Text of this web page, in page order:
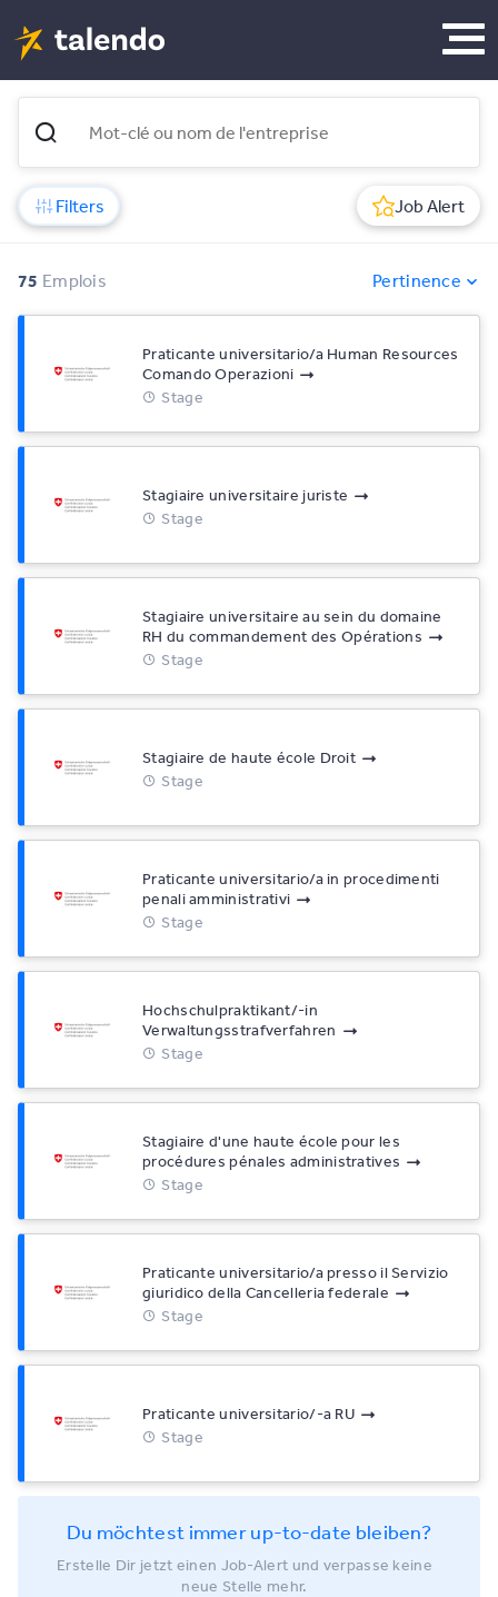
Filters Job Alert
75 Emplois Pertinence
Praticante universitario/a Human Resources
Comando Operazioni
Stage
Stagiaire universitaire juriste
Stage
Stagiaire universitaire au sein du domaine
RH du commandement des Opérations
Stage
Stagiaire de haute école Droit
Stage
Praticante universitario/a in procedimenti
penali amministrativi
Stage
Hochschulpraktikant/-in
Verwaltungsstrafverfahren
Stage
Stagiaire d'une haute école pour les
procédures pénales administratives
Stage
Praticante universitario/a presso il Servizio
giuridico della Cancelleria federale
Stage
Praticante universitario/-a RU
Stage
Du möchtest immer up-to-date bleiben?
Erstelle Dir jetzt einen Job-Alert und verpasse keine
neue Stelle mehr.